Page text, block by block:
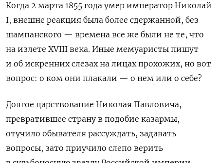
Когда 2 марта 1855 года умер император Николай
I, внешне реакция была более сдержанной, без
шампанского — времена все же были не те, что
на излете XVIII века. Иные мемуаристы пишут
и об искренних слезах на лицах прохожих, но вот
вопрос: о ком они плакали — о нем или о себе?
Долгое царствование Николая Павловича,
превратившее страну в подобие казармы,
отучило обывателя рассуждать, задавать
вопросы, зато приучило слепо верить